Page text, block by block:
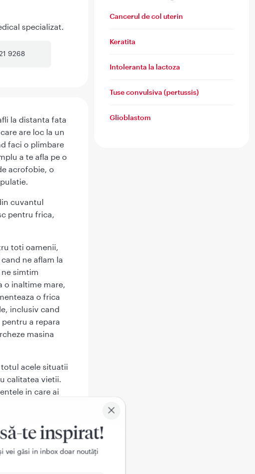
specializat.
9268
la distanta fata
are loc la un
faci o plimbare
a te afla pe o
acrofobie, o
cuvantul
pentru frica,
toti oamenii,
ne aflam la
simtim
o inaltime mare,
o frica
inclusiv cand
a repara
masina
totul acele situatii
calitatea vietii.
in care ai
altor fobii
te inspirat!
vei gǎsi in inbox doar noutǎți
Cancerul de col uterin
Keratita
Intoleranta la lactoza
Tuse convulsiva (pertussis)
Glioblastom